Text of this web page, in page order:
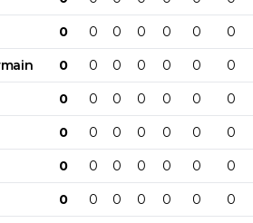
0 0 0 0 0 0 0
0 0 0 0 0 0 0
0 0 0 0 0 0 0
0 0 0 0 0 0 0
0 0 0 0 0 0 0
0 0 0 0 0 0 0